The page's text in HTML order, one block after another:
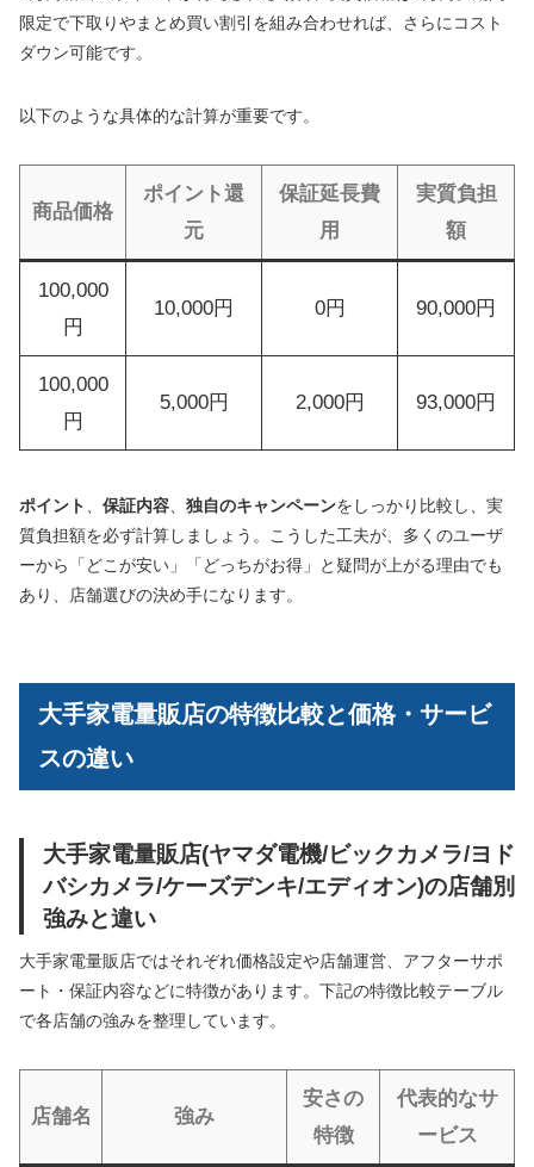
限定で下取りやまとめ買い割引を組み合わせれば、さらにコスト
ダウン可能です。
以下のような具体的な計算が重要です。
商品価格
ポイント還
元
保証延長費
用
実質負担
額
100,000
円
10,000円 0円 90,000円
100,000
円
5,000円 2,000円 93,000円
ポイント 保証内容 独自のキャンペーンをしっかり比較し、実
質負担額を必ず計算しましょう。こうした工夫が、多くのユーザ
ーから「どこが安い」「どっちがお得」と疑問が上がる理由でも
あり、店舗選びの決め手になります。
大手家電量販店の特徴比較と価格・サービ
スの違い
大手家電量販店(ヤマダ電機/ビックカメラ/ヨド
バシカメラ/ケーズデンキ/エディオン)の店舗別
強みと違い
大手家電量販店ではそれぞれ価格設定や店舗運営、アフターサポ
ート・保証内容などに特徴があります。下記の特徴比較テーブル
で各店舗の強みを整理しています。
店舗名 強み
安さの
特徴
代表的なサ
ービス